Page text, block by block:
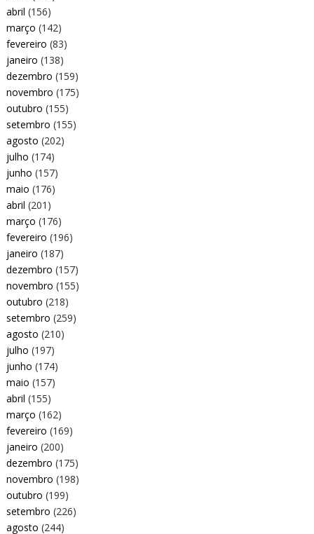
abril (156)
março (142)
fevereiro (83)
janeiro (138)
dezembro (159)
novembro (175)
outubro (155)
setembro (155)
agosto (202)
julho (174)
junho (157)
maio (176)
abril (201)
março (176)
fevereiro (196)
janeiro (187)
dezembro (157)
novembro (155)
outubro (218)
setembro (259)
agosto (210)
julho (197)
junho (174)
maio (157)
abril (155)
março (162)
fevereiro (169)
janeiro (200)
dezembro (175)
novembro (198)
outubro (199)
setembro (226)
agosto (244)